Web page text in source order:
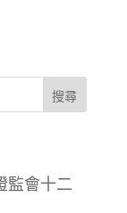
監會十二